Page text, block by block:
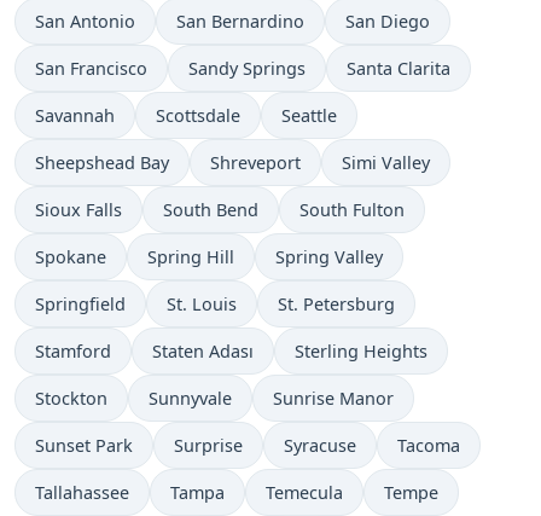
San Antonio San Bernardino San Diego
San Francisco Sandy Springs Santa Clarita
Savannah Scottsdale Seattle
Sheepshead Bay Shreveport Simi Valley
Sioux Falls South Bend South Fulton
Spokane Spring Hill Spring Valley
Springfield St. Louis St. Petersburg
Stamford Staten Adası Sterling Heights
Stockton Sunnyvale Sunrise Manor
Sunset Park Surprise Syracuse Tacoma
Tallahassee Tampa Temecula Tempe